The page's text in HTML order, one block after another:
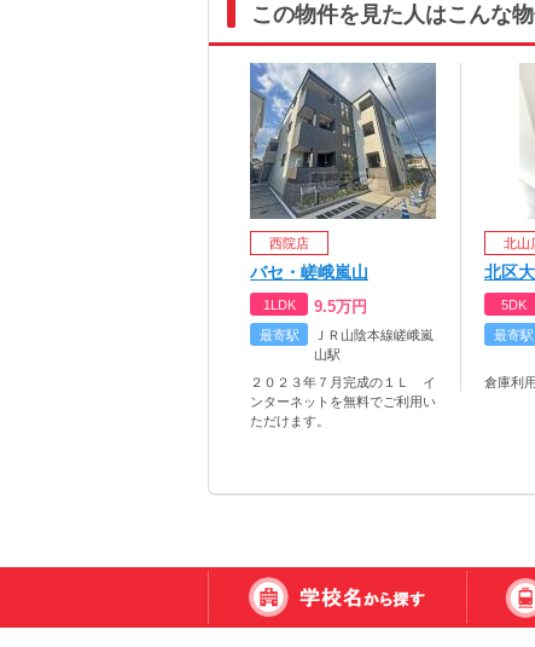
この物件を見た人はこんな
西院店
バセ・嵯峨嵐山
1LDK 9.5万円
最寄駅
ＪＲ山陰本線嵯峨嵐
山駅
２０２３年７月完成の１Ｌ イ
ンターネットを無料でご利用い
ただけます。
北山
北区
5DK
最寄駅
倉庫利